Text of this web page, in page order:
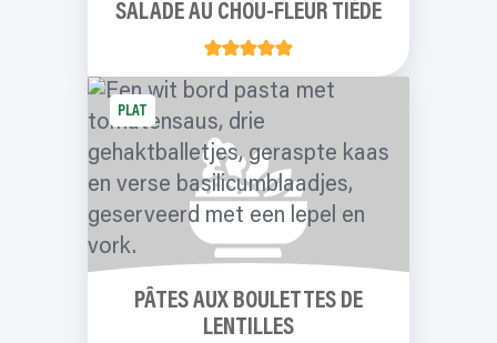
SALADE AU CHOU-FLEUR TIÈDE
PLAT
PÂTES AUX BOULETTES DE
LENTILLES